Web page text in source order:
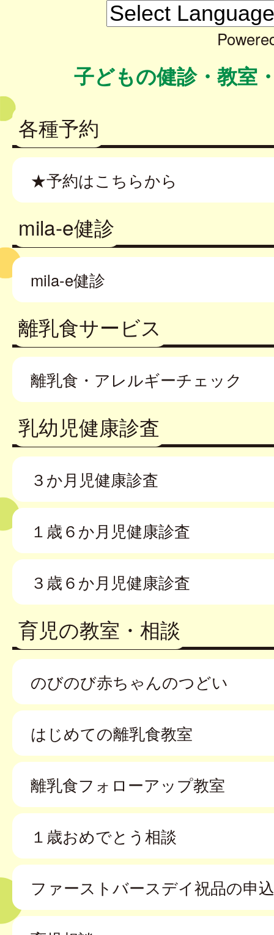
子どもの健診・教室
各種予約
★予約はこちらから
mila-e健診
mila-e健診
離乳食サービス
離乳食・アレルギーチェック
乳幼児健康診査
３か月児健康診査
１歳６か月児健康診査
３歳６か月児健康診査
育児の教室・相談
のびのび赤ちゃんのつどい
はじめての離乳食教室
離乳食フォローアップ教室
１歳おめでとう相談
ファーストバースデイ祝品の申込